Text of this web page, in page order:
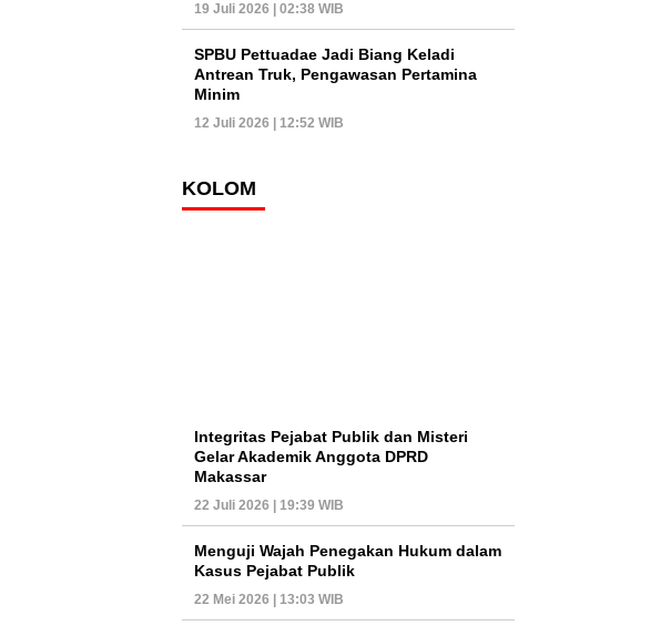
19 Juli 2026 | 02:38 WIB
SPBU Pettuadae Jadi Biang Keladi
Antrean Truk, Pengawasan Pertamina
Minim
12 Juli 2026 | 12:52 WIB
KOLOM
Integritas Pejabat Publik dan Misteri
Gelar Akademik Anggota DPRD
Makassar
22 Juli 2026 | 19:39 WIB
Menguji Wajah Penegakan Hukum dalam
Kasus Pejabat Publik
22 Mei 2026 | 13:03 WIB